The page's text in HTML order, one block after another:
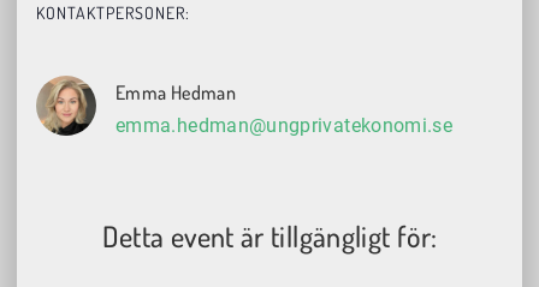
KONTAKTPERSONER:
Emma Hedman
emma.hedman@ungprivatekonomi.se
Detta event är tillgängligt för: